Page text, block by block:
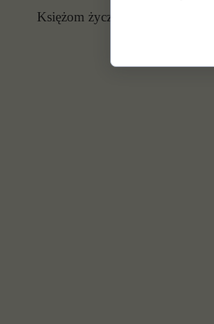
Księżom życzymy Bożego